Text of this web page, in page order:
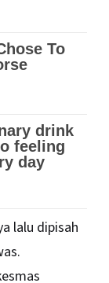
lalu dipisah